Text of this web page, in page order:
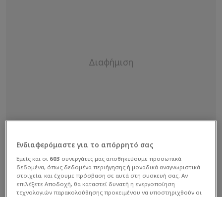
Ενδιαφερόμαστε για το απόρρητό σας
Εμείς και οι 603 συνεργάτες μας αποθηκεύουμε προσωπικά
δεδομένα, όπως δεδομένα περιήγησης ή μοναδικά αναγνωριστικά
στοιχεία, και έχουμε πρόσβαση σε αυτά στη συσκευή σας. Αν
επιλέξετε Αποδοχή, θα καταστεί δυνατή η ενεργοποίηση
τεχνολογιών παρακολούθησης προκειμένου να υποστηριχθούν οι